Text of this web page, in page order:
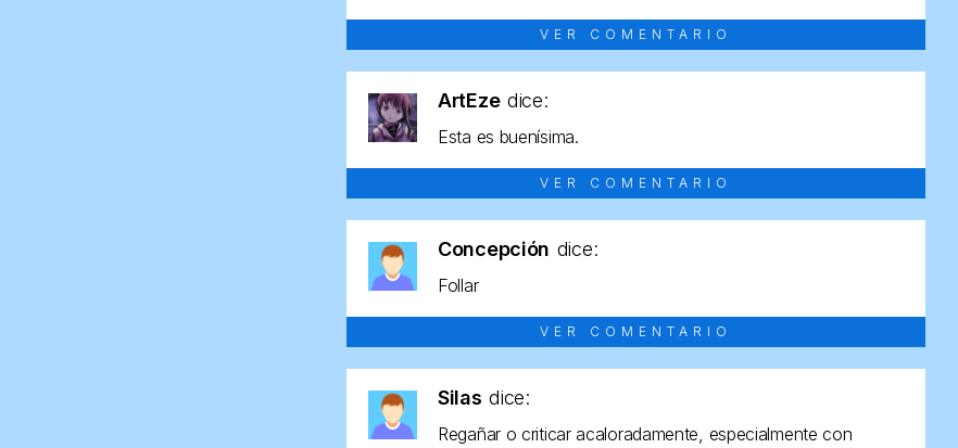
VER COMENTARIO
ArtEze dice:
Esta es buenísima.
VER COMENTARIO
Concepción dice:
Follar
VER COMENTARIO
Silas dice:
Regañar o criticar acaloradamente, especialmente con